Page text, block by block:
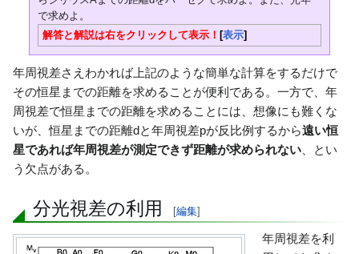
で求めよ。
表示
解答と解説は右をクリックして表示！
年周視差さえわかれば上記のような簡単な計算をするだけで
その恒星までの距離を求めることが便利である。一方で、年
周視差で恒星までの距離を求めることには、想像にも難くな
いが、恒星までの距離dと年周視差pが反比例するから遠い恒
星であれば年周視差が測定できず距離が求められない 、とい
う欠点がある。
分光視差の利用 [編集]
年周視差を利